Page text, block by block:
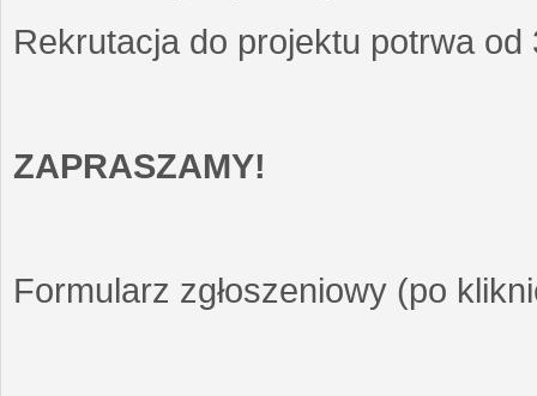
Rekrutacja do projektu potrwa
ZAPRASZAMY!
Formularz zgłoszeniowy (po